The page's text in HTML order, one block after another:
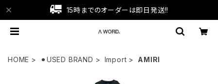
15時までのオーダーは即日発送!!
HOME ⚫︎USED BRAND Import AMIRI